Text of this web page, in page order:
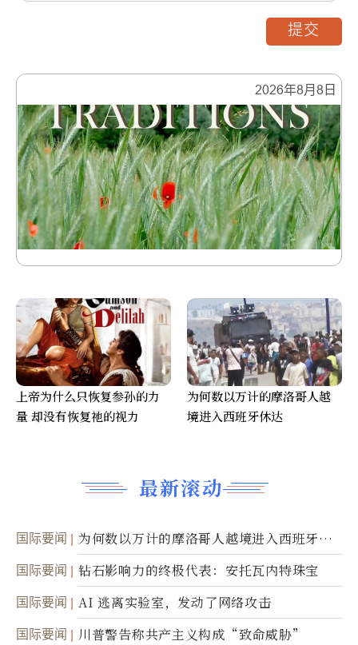
2026年8月8日
最新滚动
国际要闻
为何数以万计的摩洛哥人越境进入西班牙休
达
国际要闻 钻石影响力的终极代表：安托瓦内特珠宝
国际要闻 AI 逃离实验室，发动了网络攻击
国际要闻 川普警告称共产主义构成“致命威胁”
提交
上帝为什么只恢复参孙的力
量 却没有恢复祂的视力
为何数以万计的摩洛哥人越
境进入西班牙休达